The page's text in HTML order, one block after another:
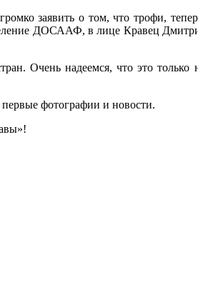
заявить о том, что трофи,
ДОСААФ, в лице Кравец
Очень надеемся, что это только
фотографии и новости.